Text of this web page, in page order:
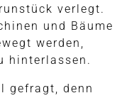
verlegt.
und Bäume
werden,
hinterlassen.
gefragt, denn